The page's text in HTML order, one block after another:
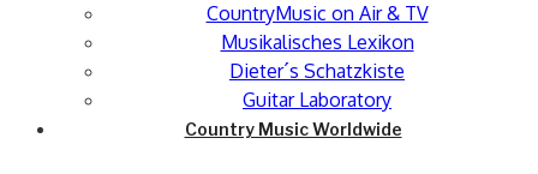
CountryMusic on Air & TV
Musikalisches Lexikon
Dieter´s Schatzkiste
Guitar Laboratory
Country Music Worldwide